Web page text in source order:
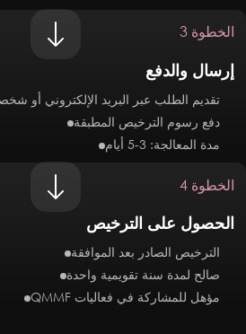
الخطوة 3
إرسال والدفع
تقديم الطلب عبر البريد الإلكتروني أو شخصيًا
دفع رسوم الترخيص المطبقة
مدة المعالجة: 3-5 أيام
الخطوة 4
الحصول على الترخيص
الترخيص الصادر بعد الموافقة
صالح لمدة سنة تقويمية واحدة
مؤهل للمشاركة في فعاليات QMMF